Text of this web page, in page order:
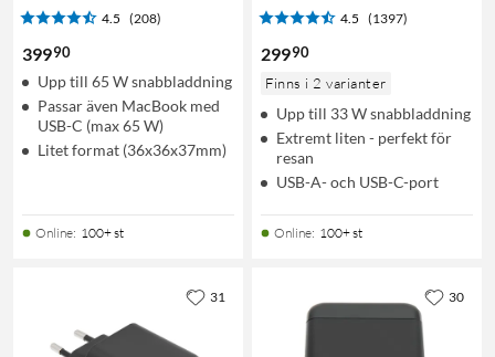
4.5 (208)
39990
Upp till 65 W snabbladdning
Passar även MacBook med
USB-C (max 65 W)
Litet format (36x36x37mm)
Online: 100+ st
4.5 (1397)
29990
Finns i 2 varianter
Upp till 33 W snabbladdning
Extremt liten - perfekt för
resan
USB-A- och USB-C-port
Online: 100+ st
31 30